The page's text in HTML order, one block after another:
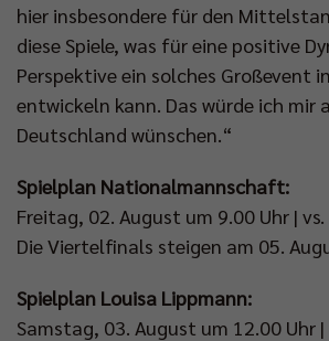
hier insbesondere für den
diese Spiele, was für eine positive
Perspektive ein solches Großevent
entwickeln kann. Das würde ich mir
Deutschland wünschen.“
Spielplan Nationalmannschaft:
Freitag, 02. August um 9.00 Uhr |
Die Viertelfinals steigen am 05.
Spielplan Louisa Lippmann:
Samstag, 03. August um 12.00 Uhr |